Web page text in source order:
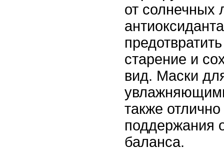
от солнечных
старение и
вид. Маски
также
поддержания
баланса.